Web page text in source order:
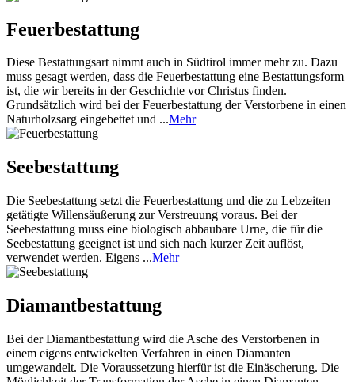
Feuerbestattung
Diese Bestattungsart nimmt auch in Südtirol immer mehr zu. Dazu
muss gesagt werden, dass die Feuerbestattung eine Bestattungsform
ist, die wir bereits in der Geschichte vor Christus finden.
Grundsätzlich wird bei der Feuerbestattung der Verstorbene in einen
Naturholzsarg eingebettet und ...Mehr
Seebestattung
Die Seebestattung setzt die Feuerbestattung und die zu Lebzeiten
getätigte Willensäußerung zur Verstreuung voraus. Bei der
Seebestattung muss eine biologisch abbaubare Urne, die für die
Seebestattung geeignet ist und sich nach kurzer Zeit auflöst,
verwendet werden. Eigens ...Mehr
Diamantbestattung
Bei der Diamantbestattung wird die Asche des Verstorbenen in
einem eigens entwickelten Verfahren in einen Diamanten
umgewandelt. Die Voraussetzung hierfür ist die Einäscherung. Die